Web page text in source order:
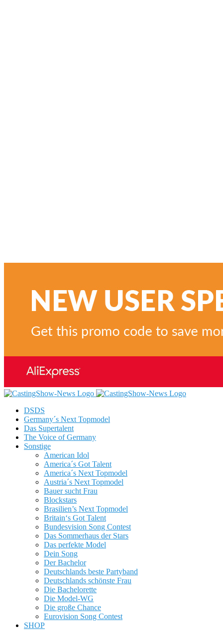
DSDS
Germany´s Next Topmodel
Das Supertalent
The Voice of Germany
Sonstige
American Idol
America´s Got Talent
America´s Next Topmodel
Austria´s Next Topmodel
Bauer sucht Frau
Blockstars
Brasilien’s Next Topmodel
Britain‘s Got Talent
Bundesvision Song Contest
Das Sommerhaus der Stars
Das perfekte Model
Dein Song
Der Bachelor
Deutschlands beste Partyband
Deutschlands schönste Frau
Die Bachelorette
Die Model-WG
Die große Chance
Eurovision Song Contest
SHOP